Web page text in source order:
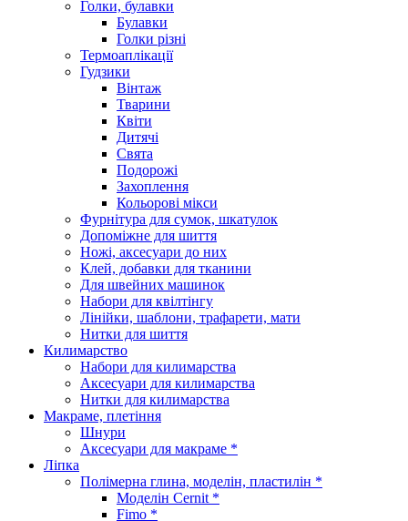
Голки, булавки
Булавки
Голки різні
Термоаплікації
Гудзики
Вінтаж
Тварини
Квіти
Дитячі
Свята
Подорожі
Захоплення
Кольорові мікси
Фурнітура для сумок, шкатулок
Допоміжне для шиття
Ножі, аксесуари до них
Клей, добавки для тканини
Для швейних машинок
Набори для квілтінгу
Лінійки, шаблони, трафарети, мати
Нитки для шиття
Килимарство
Набори для килимарства
Аксесуари для килимарства
Нитки для килимарства
Макраме, плетіння
Шнури
Аксесуари для макраме *
Ліпка
Полімерна глина, моделін, пластилін *
Моделін Cernit *
Fimo *